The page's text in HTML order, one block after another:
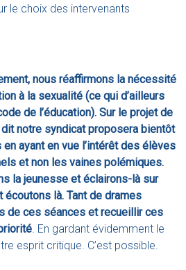
le choix des intervenants
nous réaffirmons la nécessité
à la sexualité (ce qui d’ailleurs
de l’éducation). Sur le projet de
notre syndicat proposera bientôt
ayant en vue l’intérêt des élèves
et non les vaines polémiques.
la jeunesse et éclairons-là sur
là. Tant de drames
de ces séances et recueillir ces
. En gardant évidemment le
esprit critique. C’est possible.